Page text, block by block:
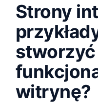
Strony
witrynę?